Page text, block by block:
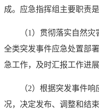
成。应急指挥组主要职责是
（1）贯彻落实自然
全类突发事件应急处置部
急工作，及时汇报工作进展
（2）根据突发事件
况，决定发布、调整和结束